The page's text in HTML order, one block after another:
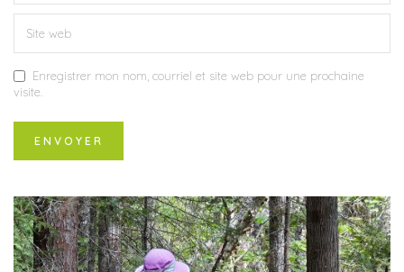
Enregistrer mon nom, courriel et site web pour une prochaine
visite.